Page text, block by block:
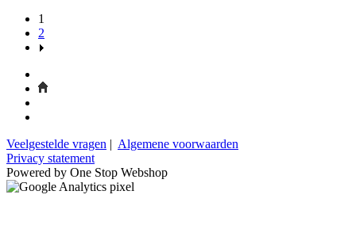
1
2
Veelgestelde vragen | Algemene voorwaarden
Privacy statement
Powered by One Stop Webshop